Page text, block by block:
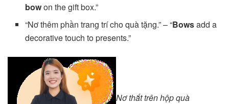
bowon the gift box.”
“Nơ thêm phần trang trí cho quà tặng.” – “Bowsadd a
decorative touch to presents.”
Nơ thắt trên hộp quà